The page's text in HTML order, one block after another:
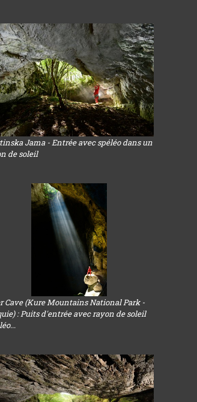
Jama - Entrée avec spéléo dans un
de soleil
Cave (Kure Mountains National Park -
: Puits d'entrée avec rayon de soleil